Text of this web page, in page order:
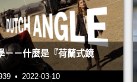
－－什麼是『荷蘭式鏡
• 2022-03-10